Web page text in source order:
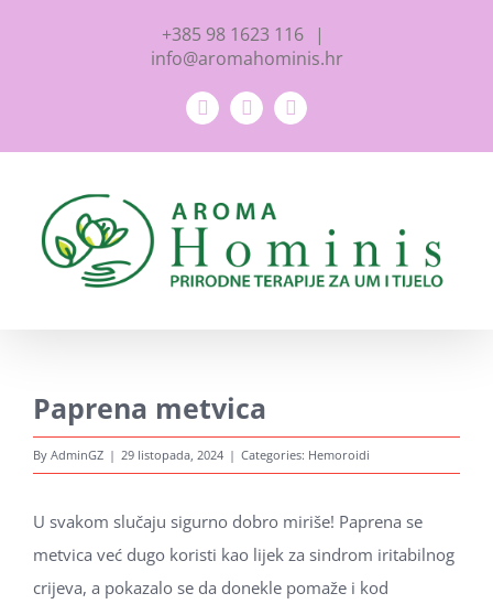
+385 98 1623 116
|
info@aromahominis.hr
FacebookYouTubeInstagram
Paprena metvica
By AdminGZ | 29 listopada, 2024 | Categories: Hemoroidi
U svakom slučaju sigurno dobro miriše! Paprena se
metvica već dugo koristi kao lijek za sindrom iritabilnog
crijeva, a pokazalo se da donekle pomaže i kod
OIB: 31131798221
tel: +385 98 1623 116
Zaštita osobnih podataka
Kolačići